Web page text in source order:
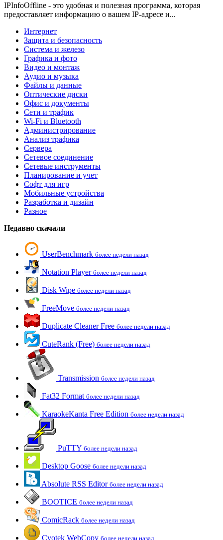
IPInfoOffline - это удобная и полезная программа, которая
предоставляет информацию о вашем IP-адресе и...
Интернет
Защита и безопасность
Система и железо
Графика и фото
Видео и монтаж
Аудио и музыка
Файлы и данные
Оптические диски
Офис и документы
Сети и трафик
Wi-Fi и Bluetooth
Администрирование
Анализ трафика
Сервера
Сетевое соединение
Сетевые инструменты
Планирование и учет
Софт для игр
Мобильные устройства
Разработка и дизайн
Разное
Недавно скачали
UserBenchmark более недели назад
Notation Player более недели назад
Disk Wipe более недели назад
FreeMove более недели назад
Duplicate Cleaner Free более недели назад
CuteRank (Free) более недели назад
Transmission более недели назад
Fat32 Format более недели назад
KaraokeKanta Free Edition более недели назад
PuTTY более недели назад
Desktop Goose более недели назад
Absolute RSS Editor более недели назад
BOOTICE более недели назад
ComicRack более недели назад
Cyotek WebCopy более недели назад